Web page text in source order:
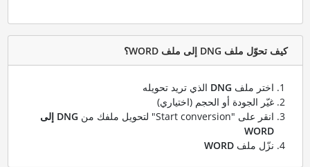
كيف تحوّل ملف DNG إلى ملف WORD؟
اختر ملف DNGالذي تريد تحويله
غيّر الجودة أو الحجم (اختياري)
انقر على "Start conversion" لتحويل ملفك من
DNG إلى
WORD
نزّل ملف WORD